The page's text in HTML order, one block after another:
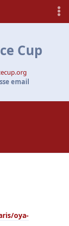
Cup
email
oya-